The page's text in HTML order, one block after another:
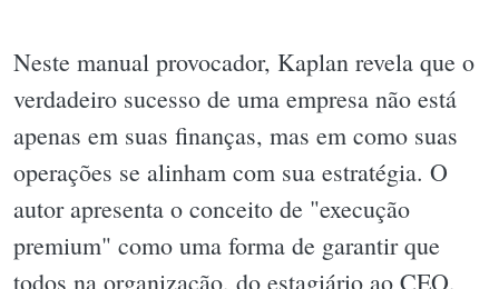
Neste manual provocador, Kaplan revela que o
verdadeiro sucesso de uma empresa não está
apenas em suas finanças, mas em como suas
operações se alinham com sua estratégia. O
autor apresenta o conceito de "execução
premium" como uma forma de garantir que
todos na organização, do estagiário ao CEO,